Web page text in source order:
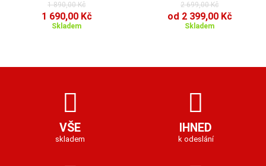
1 890,00 Kč
1 690,00 Kč
Skladem
2 699,00 Kč
od 2 399,00 Kč
Skladem
VŠE
skladem
IHNED
k odeslání